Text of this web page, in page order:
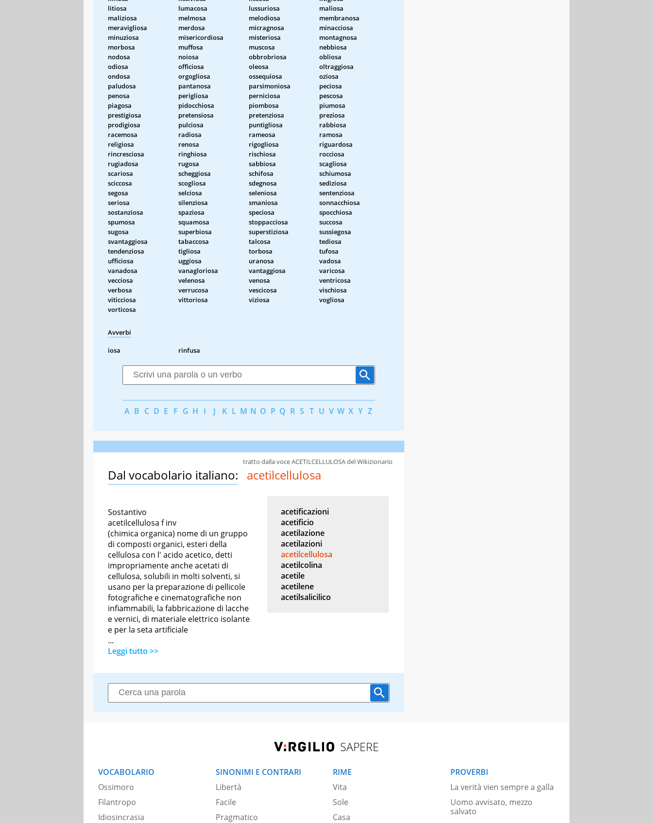
litiosa
lumacosa lussuriosa
maliosa
maliziosa
melmosa melodiosa
membranosa
meravigliosa
merdosa micragnosa
minacciosa
minuziosa
misericordiosa misteriosa
montagnosa
morbosa
muffosa muscosa
nebbiosa
nodosa
noiosa obbrobriosa
obliosa
odiosa
officiosa oleosa
oltraggiosa
ondosa
orgogliosa ossequiosa
oziosa
paludosa
pantanosa parsimoniosa
peciosa
penosa
perigliosa perniciosa
pescosa
piagosa
pidocchiosa piombosa
piumosa
prestigiosa
pretensiosa pretenziosa
preziosa
prodigiosa
pulciosa puntigliosa
rabbiosa
racemosa
radiosa rameosa
ramosa
religiosa
renosa rigogliosa
riguardosa
rincresciosa
ringhiosa rischiosa
rocciosa
rugiadosa
rugosa sabbiosa
scagliosa
scariosa
scheggiosa schifosa
schiumosa
sciccosa
scogliosa sdegnosa
sediziosa
segosa
selciosa seleniosa
sentenziosa
seriosa
silenziosa smaniosa
sonnacchiosa
sostanziosa
spaziosa speciosa
spocchiosa
spumosa
squamosa stoppacciosa
succosa
sugosa
superbiosa superstiziosa
sussiegosa
svantaggiosa
tabaccosa talcosa
tediosa
tendenziosa
tigliosa torbosa
tufosa
ufficiosa
uggiosa uranosa
vadosa
vanadosa
vanagloriosa vantaggiosa
varicosa
vecciosa
velenosa venosa
ventricosa
verbosa
verrucosa vescicosa
vischiosa
viticciosa
vittoriosa viziosa
vogliosa
vorticosa
Avverbi
iosa rinfusa
A B C D E F G H I J K L M N O P Q R S T U V W X Y Z
Dal vocabolario italiano: acetilcellulosa
tratto dalla voce ACETILCELLULOSA del Wikizionario
Sostantivo
acetilcellulosa f inv
(chimica organica) nome di un gruppo
di composti organici, esteri della
cellulosa con l' acido acetico, detti
impropriamente anche acetati di
cellulosa, solubili in molti solventi, si
usano per la preparazione di pellicole
fotografiche e cinematografiche non
infiammabili, la fabbricazione di lacche
e vernici, di materiale elettrico isolante
e per la seta artificiale
...
Leggi tutto >>
acetificazioni
acetificio
acetilazione
acetilazioni
acetilcellulosa
acetilcolina
acetile
acetilene
acetilsalicilico
SAPERE
VOCABOLARIO
Ossimoro
Filantropo
Idiosincrasia
SINONIMI E CONTRARI
Libertà
Facile
Pragmatico
RIME
Vita
Sole
Casa
PROVERBI
La verità vien sempre a galla
Uomo avvisato, mezzo
salvato